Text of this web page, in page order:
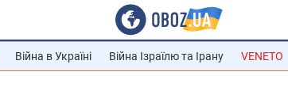
Війна в Україні Війна Ізраїлю та Ірану VENETO